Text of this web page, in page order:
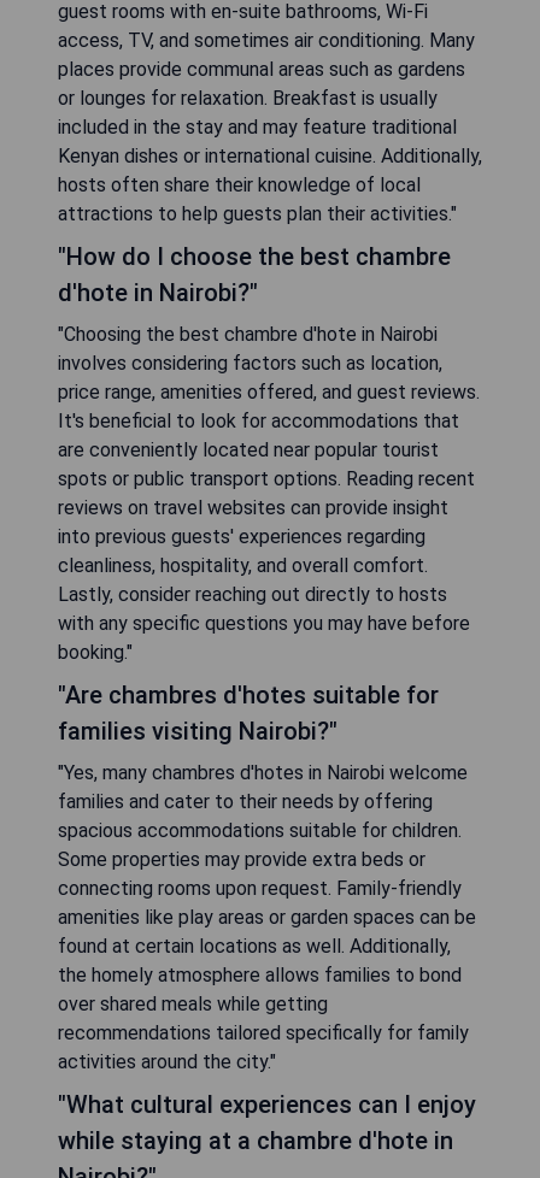
guest rooms with en-suite bathrooms, Wi-Fi
access, TV, and sometimes air conditioning. Many
places provide communal areas such as gardens
or lounges for relaxation. Breakfast is usually
included in the stay and may feature traditional
Kenyan dishes or international cuisine. Additionally,
hosts often share their knowledge of local
attractions to help guests plan their activities."
"How do I choose the best chambre
d'hote in Nairobi?"
"Choosing the best chambre d'hote in Nairobi
involves considering factors such as location,
price range, amenities offered, and guest reviews.
It's beneficial to look for accommodations that
are conveniently located near popular tourist
spots or public transport options. Reading recent
reviews on travel websites can provide insight
into previous guests' experiences regarding
cleanliness, hospitality, and overall comfort.
Lastly, consider reaching out directly to hosts
with any specific questions you may have before
booking."
"Are chambres d'hotes suitable for
families visiting Nairobi?"
"Yes, many chambres d'hotes in Nairobi welcome
families and cater to their needs by offering
spacious accommodations suitable for children.
Some properties may provide extra beds or
connecting rooms upon request. Family-friendly
amenities like play areas or garden spaces can be
found at certain locations as well. Additionally,
the homely atmosphere allows families to bond
over shared meals while getting
recommendations tailored specifically for family
activities around the city."
"What cultural experiences can I enjoy
while staying at a chambre d'hote in